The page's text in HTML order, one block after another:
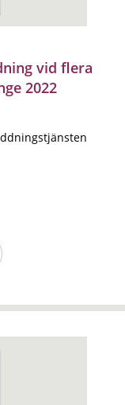
vid flera
2022